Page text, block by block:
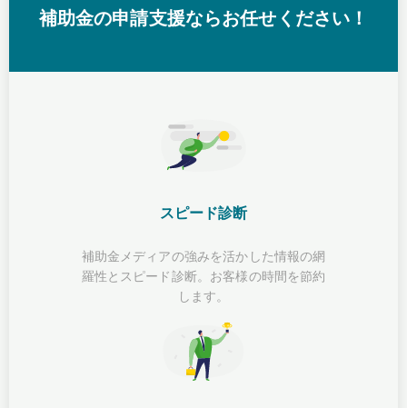
補助金の申請支援ならお任せください！
スピード診断
補助金メディアの強みを活かした情報の網
羅性とスピード診断。お客様の時間を節約
します。